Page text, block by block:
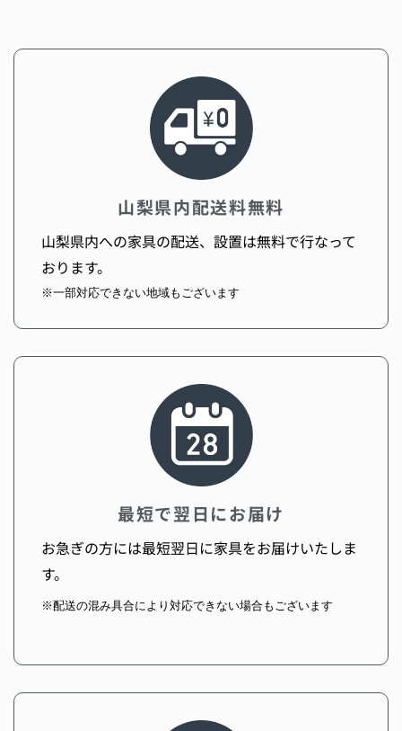
山梨県内配送料無料
山梨県内への家具の配送、設置は無料で行なって
おります。
※一部対応できない地域もございます
最短で翌日にお届け
お急ぎの方には最短翌日に家具をお届けいたしま
す。
※配送の混み具合により対応できない場合もございます